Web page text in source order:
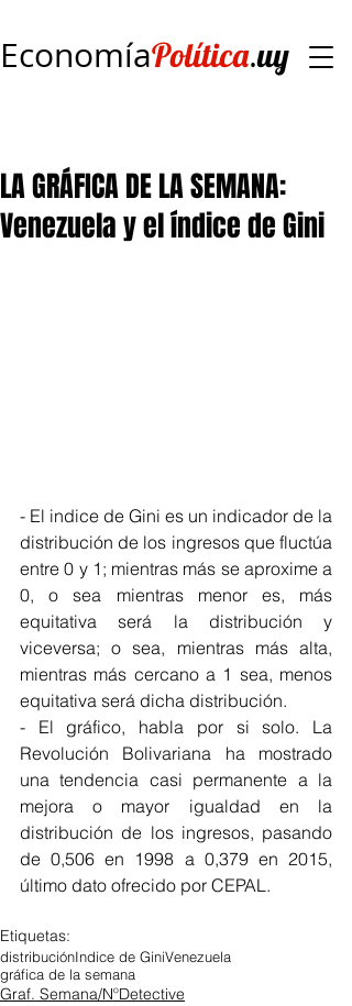
EconomíaPolítica.uy
LA GRÁFICA DE LA SEMANA:
Venezuela y el índice de Gini
- El indice de Gini es un indicador de la
distribución de los ingresos que fluctúa
entre 0 y 1; mientras más se aproxime a
0, o sea mientras menor es, más
equitativa será la distribución y
viceversa; o sea, mientras más alta,
mientras más cercano a 1 sea, menos
equitativa será dicha distribución.
- El gráfico, habla por si solo. La
Revolución Bolivariana ha mostrado
una tendencia casi permanente a la
mejora o mayor igualdad en la
distribución de los ingresos, pasando
de 0,506 en 1998 a 0,379 en 2015,
último dato ofrecido por CEPAL.
Etiquetas:
distribuciónIndice de GiniVenezuela
gráfica de la semana
Graf. Semana/NºDetective